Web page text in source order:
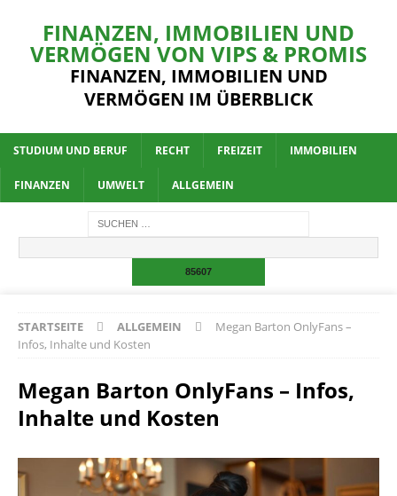
FINANZEN, IMMOBILIEN UND
VERMÖGEN VON VIPS & PROMIS
FINANZEN, IMMOBILIEN UND
VERMÖGEN IM ÜBERBLICK
STUDIUM UND BERUF RECHT FREIZEIT IMMOBILIEN
FINANZEN UMWELT ALLGEMEIN
STARTSEITE ALLGEMEIN
Megan Barton OnlyFans –
Infos, Inhalte und Kosten
Megan Barton OnlyFans – Infos,
Inhalte und Kosten